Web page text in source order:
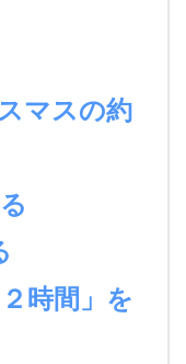
マスの約
時間」を